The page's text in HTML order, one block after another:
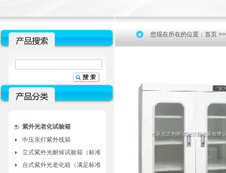
紫外光老化试验箱
中压汞灯紫外线箱
立式紫外光耐候试验箱（标准
型）
台式紫外光老化箱（满足标准
您现在所在的位置： 首页